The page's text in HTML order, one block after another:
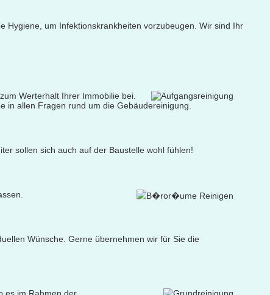
Hygiene, um Infektionskrankheiten vorzubeugen. Wir sind Ihr
Werterhalt Ihrer Immobilie bei.
in allen Fragen rund um die Gebäudereinigung.
sollen sich auch auf der Baustelle wohl fühlen!
Wünsche. Gerne übernehmen wir für Sie die